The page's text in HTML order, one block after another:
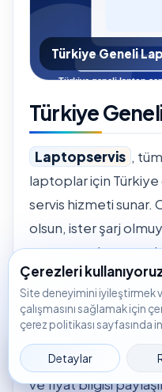
🟢 WhatsApp 📞
Türkiye Geneli
Türkiye
Laptopservis ,
laptoplar için
servis hizmeti sunar.
olsun, ister şarj
ısınıyor ya da
servis kaydı
başlatabilirsiniz.
Servis merkezine
tespiti yapılır. Tespit
ve fiyat bilgisi
Çerezleri
Site deneyimini iyileştirmek
çalışmasını sağlamak için
çerez politikası sayfasında
Detaylar